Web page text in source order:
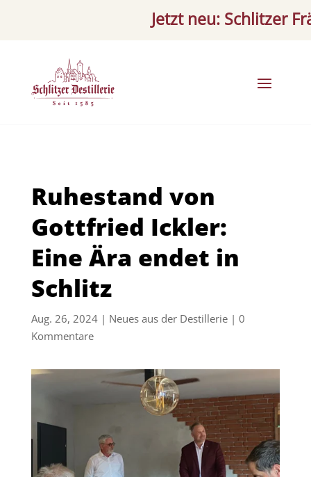
Jetzt neu: Schlitzer
Ruhestand von
Gottfried Ickler:
Eine Ära endet in
Schlitz
Aug. 26, 2024| Neues aus der Destillerie| 0
Kommentare